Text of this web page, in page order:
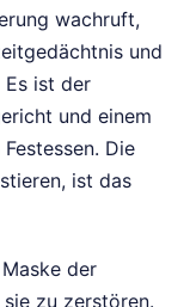
wachruft,
und
ist der
und einem
Die
ist das
der
zu zerstören.